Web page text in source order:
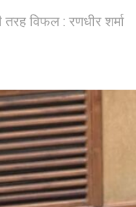
विफल : रणधीर शर्मा